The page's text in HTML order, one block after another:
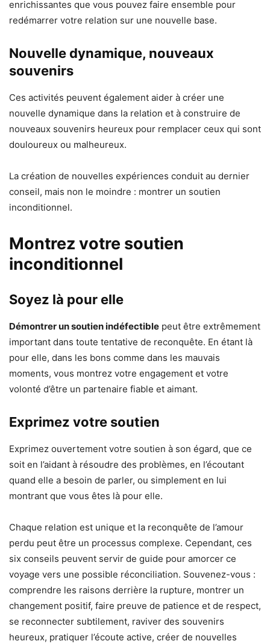
enrichissantes que vous pouvez faire ensemble pour
redémarrer votre relation sur une nouvelle base.
Nouvelle dynamique, nouveaux
souvenirs
Ces activités peuvent également aider à créer une
nouvelle dynamique dans la relation et à construire de
nouveaux souvenirs heureux pour remplacer ceux qui sont
douloureux ou malheureux.
La création de nouvelles expériences conduit au dernier
conseil, mais non le moindre : montrer un soutien
inconditionnel.
Montrez votre soutien
inconditionnel
Soyez là pour elle
Démontrer un soutien indéfectible peut être extrêmement
important dans toute tentative de reconquête. En étant là
pour elle, dans les bons comme dans les mauvais
moments, vous montrez votre engagement et votre
volonté d’être un partenaire fiable et aimant.
Exprimez votre soutien
Exprimez ouvertement votre soutien à son égard, que ce
soit en l’aidant à résoudre des problèmes, en l’écoutant
quand elle a besoin de parler, ou simplement en lui
montrant que vous êtes là pour elle.
Chaque relation est unique et la reconquête de l’amour
perdu peut être un processus complexe. Cependant, ces
six conseils peuvent servir de guide pour amorcer ce
voyage vers une possible réconciliation. Souvenez-vous :
comprendre les raisons derrière la rupture, montrer un
changement positif, faire preuve de patience et de respect,
se reconnecter subtilement, raviver des souvenirs
heureux, pratiquer l’écoute active, créer de nouvelles